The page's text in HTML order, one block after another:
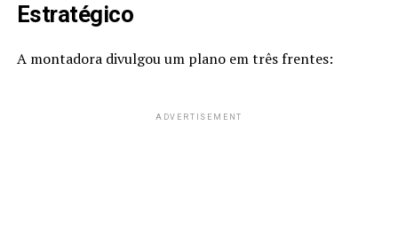
Estratégico
A montadora divulgou um plano em três frentes:
ADVERTISEMENT